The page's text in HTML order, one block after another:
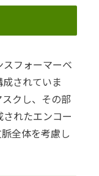
フォーマーベ
されていま
クし、その部
れたエンコー
全体を考慮し